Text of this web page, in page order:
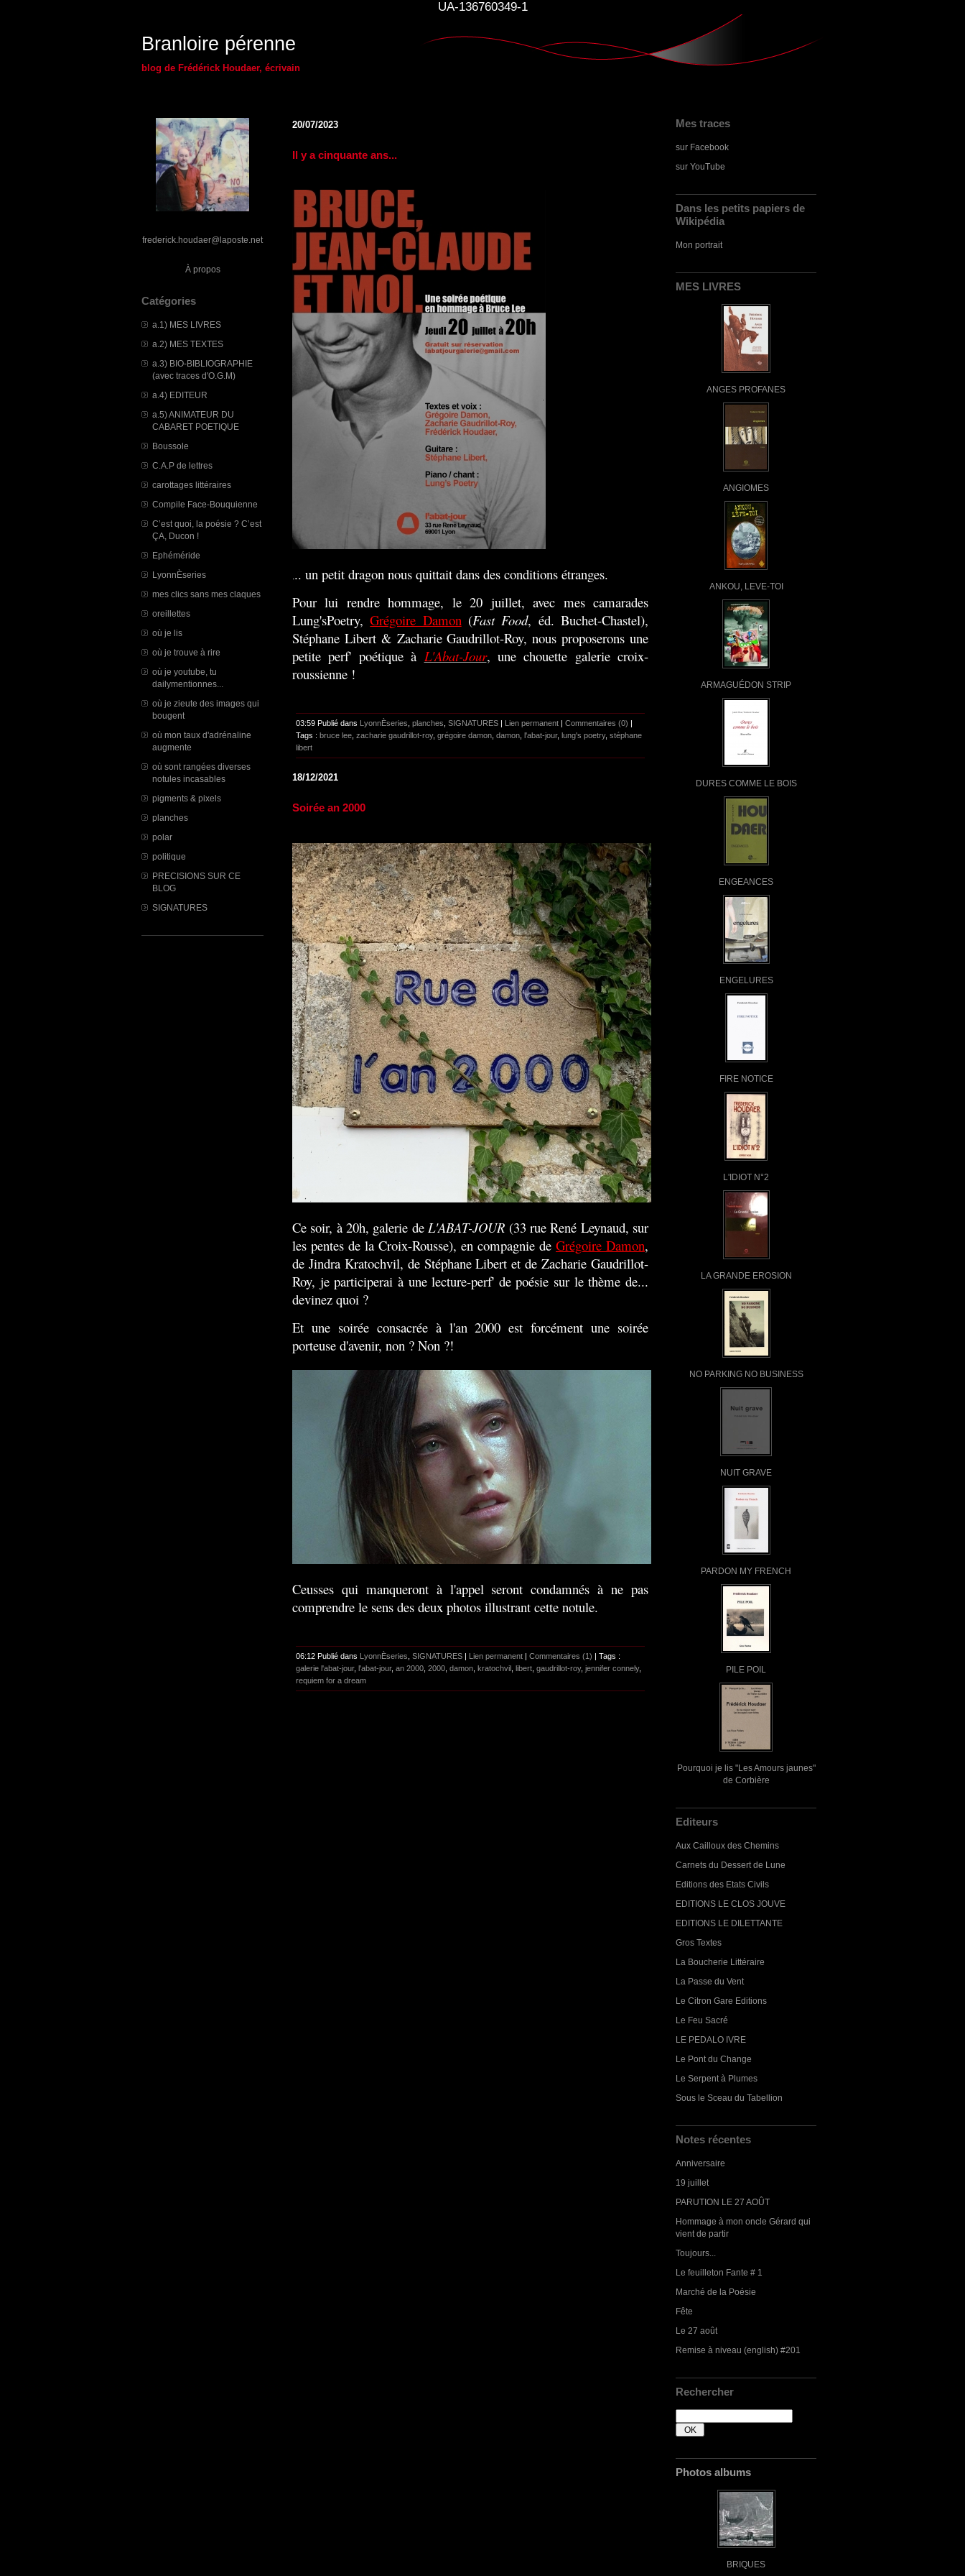
UA-136760349-1
Branloire pérenne
blog de Frédérick Houdaer, écrivain
frederick.houdaer@laposte.net
À propos
Catégories
a.1) MES LIVRES
a.2) MES TEXTES
a.3) BIO-BIBLIOGRAPHIE
(avec traces d'O.G.M)
a.4) EDITEUR
a.5) ANIMATEUR DU
CABARET POETIQUE
Boussole
C.A.P de lettres
carottages littéraires
Compile Face-Bouquienne
C’est quoi, la poésie ? C’est
ÇA, Ducon !
Ephéméride
LyonnÈseries
mes clics sans mes claques
oreillettes
où je lis
où je trouve à rire
où je youtube, tu
dailymentionnes...
où je zieute des images qui
bougent
où mon taux d'adrénaline
augmente
où sont rangées diverses
notules incasables
pigments & pixels
planches
polar
politique
PRECISIONS SUR CE
BLOG
SIGNATURES
Mes traces
sur Facebook
sur YouTube
Dans les petits papiers de
Wikipédia
Mon portrait
MES LIVRES
ANGES PROFANES
ANGIOMES
ANKOU, LEVE-TOI
ARMAGUÉDON STRIP
DURES COMME LE BOIS
ENGEANCES
ENGELURES
FIRE NOTICE
L'IDIOT N°2
LA GRANDE EROSION
NO PARKING NO BUSINESS
NUIT GRAVE
PARDON MY FRENCH
PILE POIL
Pourquoi je lis "Les Amours jaunes"
de Corbière
Editeurs
Aux Cailloux des Chemins
Carnets du Dessert de Lune
Editions des Etats Civils
EDITIONS LE CLOS JOUVE
EDITIONS LE DILETTANTE
Gros Textes
La Boucherie Littéraire
La Passe du Vent
Le Citron Gare Editions
Le Feu Sacré
LE PEDALO IVRE
Le Pont du Change
Le Serpent à Plumes
Sous le Sceau du Tabellion
Notes récentes
Anniversaire
19 juillet
PARUTION LE 27 AOÛT
Hommage à mon oncle Gérard qui
vient de partir
Toujours...
Le feuilleton Fante # 1
Marché de la Poésie
Fête
Le 27 août
Remise à niveau (english) #201
Rechercher
Photos albums
BRIQUES
20/07/2023
Il y a cinquante ans...
.. un petit dragon nous quittait dans des conditions étranges.
Pour lui rendre hommage, le 20 juillet, avec mes camarades
Lung'sPoetry,Grégoire Damon(Fast Food, éd. Buchet-Chastel),
Stéphane Libert & Zacharie Gaudrillot-Roy, nous proposerons une
petite perf' poétique à L'Abat-Jour, une chouette galerie croix-
roussienne !
03:59 Publié dans LyonnÈseries, planches, SIGNATURES Lien permanent Commentaires (0)
Tags : bruce lee, zacharie gaudrillot-roy, grégoire damon, damon, l'abat-jour, lung's poetry, stéphane
libert
18/12/2021
Soirée an 2000
Ce soir, à 20h, galerie de L'ABAT-JOUR (33 rue René Leynaud, sur
les pentes de la Croix-Rousse), en compagnie de Grégoire Damon,
de Jindra Kratochvil, de Stéphane Libert et de Zacharie Gaudrillot-
Roy, je participerai à une lecture-perf' de poésie sur le thème de...
devinez quoi ?
Et une soirée consacrée à l'an 2000 est forcément une soirée
porteuse d'avenir, non ? Non ?!
Ceusses qui manqueront à l'appel seront condamnés à ne pas
comprendre le sens des deux photos illustrant cette notule.
06:12 Publié dans LyonnÈseries SIGNATURES Lien permanent Commentaires (1) | Tags :
galerie l'abat-jour, l'abat-jour, an 2000 2000 damon kratochvil libert gaudrillot-roy, jennifer connely,
requiem for a dream